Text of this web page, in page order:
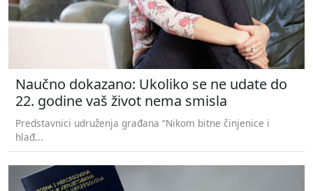
Naučno dokazano: Ukoliko se ne udate do
22. godine vaš život nema smisla
Predstavnici udruženja građana “Nikom bitne činjenice i
hlađ...